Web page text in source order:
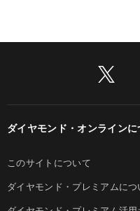
ダイヤモンド・オンラインに
このサイトについて
ダイヤモンド・プレミアムにつ